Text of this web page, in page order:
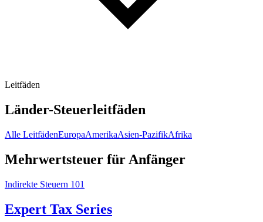
Leitfäden
Länder-Steuerleitfäden
Alle LeitfädenEuropaAmerikaAsien-PazifikAfrika
Mehrwertsteuer für Anfänger
Indirekte Steuern 101
Expert Tax Series